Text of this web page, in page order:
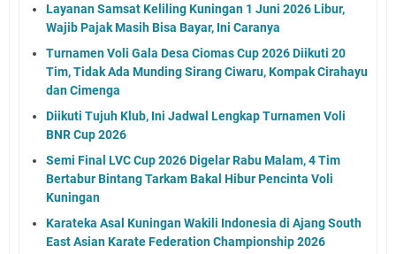
Layanan Samsat Keliling Kuningan 1 Juni 2026 Libur,
Wajib Pajak Masih Bisa Bayar, Ini Caranya
Turnamen Voli Gala Desa Ciomas Cup 2026 Diikuti 20
Tim, Tidak Ada Munding Sirang Ciwaru, Kompak Cirahayu
dan Cimenga
Diikuti Tujuh Klub, Ini Jadwal Lengkap Turnamen Voli
BNR Cup 2026
Semi Final LVC Cup 2026 Digelar Rabu Malam, 4 Tim
Bertabur Bintang Tarkam Bakal Hibur Pencinta Voli
Kuningan
Karateka Asal Kuningan Wakili Indonesia di Ajang South
East Asian Karate Federation Championship 2026